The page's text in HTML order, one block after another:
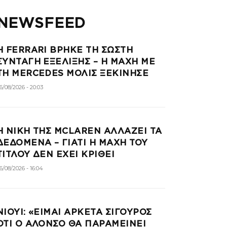
FERRARI ΒΡΗΚΕ ΤΗ ΣΩΣΤΗ
ΕΞΕΛΙΞΗΣ – Η ΜΑΧΗ ΜΕ
MERCEDES ΜΟΛΙΣ ΞΕΚΙΝΗΣΕ
08/2026 - 20:03
ΝΙΚΗ ΤΗΣ MCLAREN ΑΛΛΑΖΕΙ ΤΑ
– ΓΙΑΤΙ Η ΜΑΧΗ ΤΟΥ
ΔΕΝ ΕΧΕΙ ΚΡΙΘΕΙ
08/2026 - 16:04
«ΕΙΜΑΙ ΑΡΚΕΤΑ ΣΙΓΟΥΡΟΣ
Ο ΑΛΟΝΣΟ ΘΑ ΠΑΡΑΜΕΙΝΕΙ